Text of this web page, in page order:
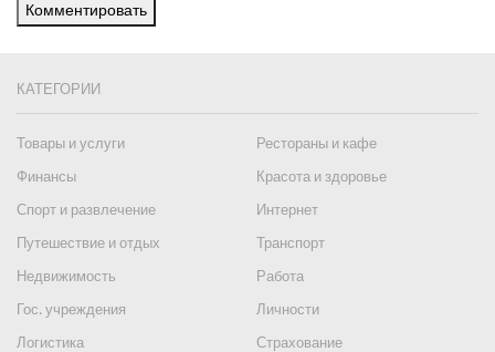
Комментировать
КАТЕГОРИИ
Товары и услуги
Рестораны и кафе
Финансы
Красота и здоровье
Спорт и развлечение
Интернет
Путешествие и отдых
Транспорт
Недвижимость
Работа
Гос. учреждения
Личности
Логистика
Страхование